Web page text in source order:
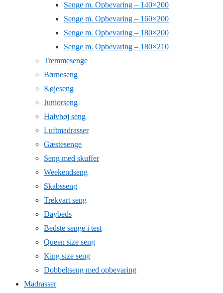
Senge m. Opbevaring – 140×200
Senge m. Opbevaring – 160×200
Senge m. Opbevaring – 180×200
Senge m. Opbevaring – 180×210
Tremmesenge
Børneseng
Køjeseng
Juniorseng
Halvhøj seng
Luftmadrasser
Gæstesenge
Seng med skuffer
Weekendseng
Skabsseng
Trekvart seng
Daybeds
Bedste senge i test
Queen size seng
King size seng
Dobbeltseng med opbevaring
Madrasser